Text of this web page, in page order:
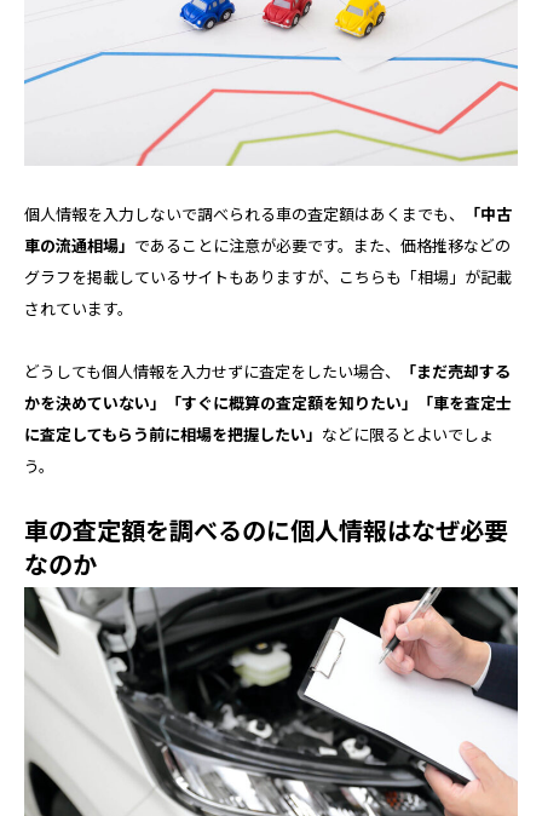
個人情報を入力しないで調べられる車の査定額はあくまでも、
「中古
車の流通相場」 であることに注意が必要です。また、価格推移などの
グラフを掲載しているサイトもありますが、こちらも「相場」が記載
されています。
どうしても個人情報を入力せずに査定をしたい場合、
「まだ売却する
かを決めていない」「すぐに概算の査定額を知りたい」「車を査定士
に査定してもらう前に相場を把握したい」 などに限るとよいでしょ
う。
車の査定額を調べるのに個人情報はなぜ必要
なのか
駐車場検索 高額査定